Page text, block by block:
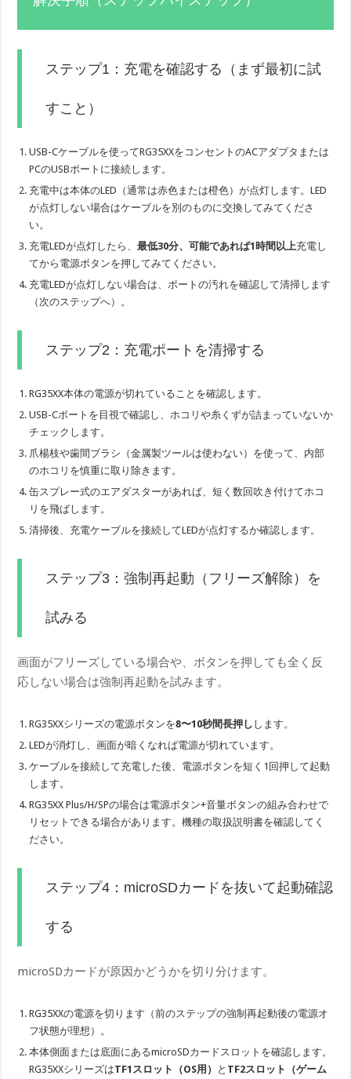
ステップ1：充電を確認する（まず最初に試
すこと）
USB-Cケーブルを使ってRG35XXをコンセントのACアダプタまたは
PCのUSBポートに接続します。
充電中は本体のLED（通常は赤色または橙色）が点灯します。LED
が点灯しない場合はケーブルを別のものに交換してみてくださ
い。
充電LEDが点灯したら、最低30分、可能であれば1時間以上充電し
てから電源ボタンを押してみてください。
充電LEDが点灯しない場合は、ポートの汚れを確認して清掃します
（次のステップへ）。
ステップ2：充電ポートを清掃する
RG35XX本体の電源が切れていることを確認します。
USB-Cポートを目視で確認し、ホコリや糸くずが詰まっていないか
チェックします。
爪楊枝や歯間ブラシ（金属製ツールは使わない）を使って、内部
のホコリを慎重に取り除きます。
缶スプレー式のエアダスターがあれば、短く数回吹き付けてホコ
リを飛ばします。
清掃後、充電ケーブルを接続してLEDが点灯するか確認します。
ステップ3：強制再起動（フリーズ解除）を
試みる
画面がフリーズしている場合や、ボタンを押しても全く反
応しない場合は強制再起動を試みます。
RG35XXシリーズの電源ボタンを8〜10秒間長押し します。
LEDが消灯し、画面が暗くなれば電源が切れています。
ケーブルを接続して充電した後、電源ボタンを短く1回押して起動
します。
RG35XX Plus/H/SPの場合は電源ボタン+音量ボタンの組み合わせで
リセットできる場合があります。機種の取扱説明書を確認してく
ださい。
ステップ4：microSDカードを抜いて起動確認
する
microSDカードが原因かどうかを切り分けます。
RG35XXの電源を切ります（前のステップの強制再起動後の電源オ
フ状態が理想）。
本体側面または底面にあるmicroSDカードスロットを確認します。
RG35XXシリーズはTF1スロット（OS用） と TF2スロット（ゲーム